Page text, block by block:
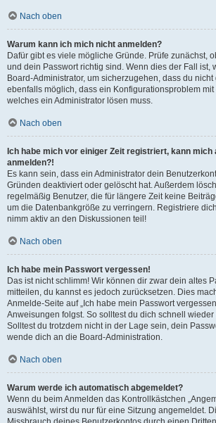
Nach oben
Warum kann ich mich nicht anmelden?
Dafür gibt es viele mögliche Gründe. Prüfe zunächst,
und dein Passwort richtig sind. Wenn dies der Fall ist,
Board-Administrator, um sicherzugehen, dass du
ebenfalls möglich, dass ein Konfigurationsproblem
welches ein Administrator lösen muss.
Nach oben
Ich habe mich vor einiger Zeit registriert, kann mich
anmelden?!
Es kann sein, dass ein Administrator dein
Gründen deaktiviert oder gelöscht hat. Außerdem
regelmäßig Benutzer, die für längere Zeit keine
um die Datenbankgröße zu verringern. Registriere
nimm aktiv an den Diskussionen teil!
Nach oben
Ich habe mein Passwort vergessen!
Das ist nicht schlimm! Wir können dir zwar dein altes
mitteilen, du kannst es jedoch zurücksetzen. Dies
Anmelde-Seite auf „Ich habe mein Passwort
Anweisungen folgst. So solltest du dich schnell
Solltest du trotzdem nicht in der Lage sein, dein
wende dich an die Board-Administration.
Nach oben
Warum werde ich automatisch abgemeldet?
Wenn du beim Anmelden das Kontrollkästchen
auswählst, wirst du nur für eine Sitzung angemeldet.